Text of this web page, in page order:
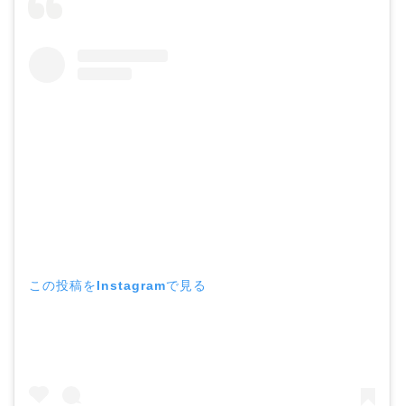
この投稿をInstagramで見る